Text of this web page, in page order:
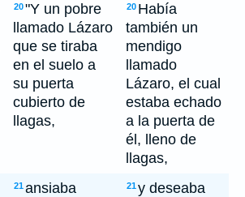
20"Y un pobre
llamado Lázaro
que se tiraba
en el suelo a
su puerta
cubierto de
llagas,
20 Había
también un
mendigo
llamado
Lázaro, el cual
estaba echado
a la puerta de
él, lleno de
llagas,
21ansiaba
21y deseaba